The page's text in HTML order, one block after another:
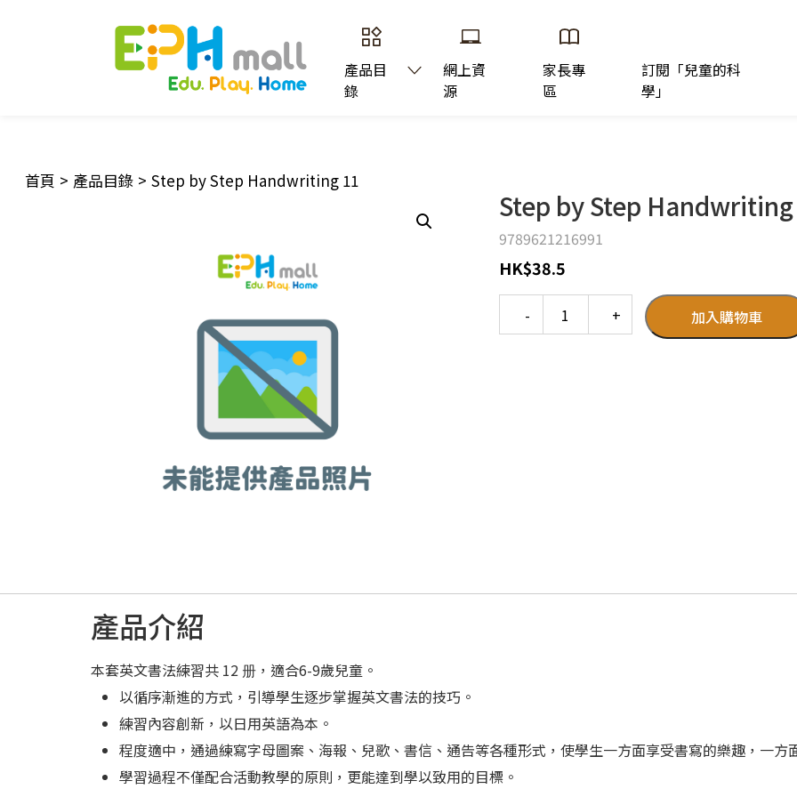
產品目
錄
網上資
源
家長專
區
訂閱「兒童的科
學」
首頁 > 產品目錄 > Step by Step Handwriting 11
Step by Step
9789621216991
HK$38.5
加入購物車
產品介紹
本套英文書法練習共 12 册，適合6-9歲兒童。
以循序漸進的方式，引導學生逐步掌握英文書法的技巧。
練習內容創新，以日用英語為本。
程度適中，通過練寫字母圖案、海報、兒歌、書信、通告等各種形式，使學生一方面享受書寫的樂趣，一方
學習過程不僅配合活動教學的原則，更能達到學以致用的目標。